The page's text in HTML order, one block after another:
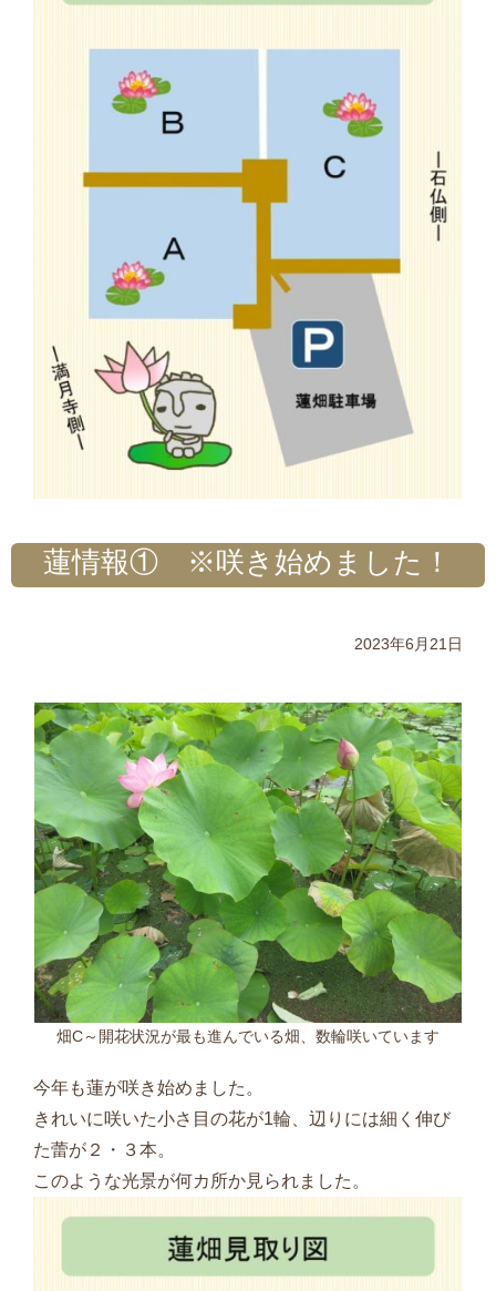
蓮情報① ※咲き始めました！
2023年6月21日
畑C～開花状況が最も進んでいる畑、数輪咲いています
今年も蓮が咲き始めました。
きれいに咲いた小さ目の花が1輪、辺りには細く伸び
た蕾が２・３本。
このような光景が何カ所か見られました。